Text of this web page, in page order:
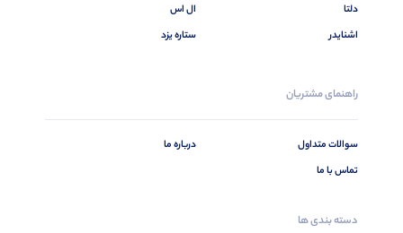
دلتا
اشنایدر
ال اس
ستاره یزد
راهنمای مشتریان
سوالات متداول
تماس با ما
درباره ما
دسته بندی ها